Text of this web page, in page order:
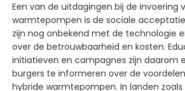
Een van de uitdagingen bij de invoering
warmtepompen is de sociale
zijn nog onbekend met de technologie
over de betrouwbaarheid en kosten.
initiatieven en campagnes zijn daarom
burgers te informeren over de
hybride warmtepompen. In landen zoals